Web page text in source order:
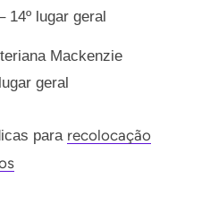
14º lugar geral
Mackenzie
geral
para recolocação